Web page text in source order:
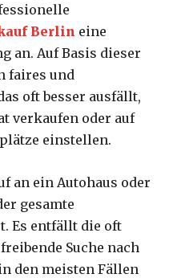
Berlin eine
an. Auf Basis dieser
faires und
oft besser ausfällt,
verkaufen oder auf
einstellen.
an ein Autohaus oder
gesamte
Es entfällt die oft
Suche nach
den meisten Fällen